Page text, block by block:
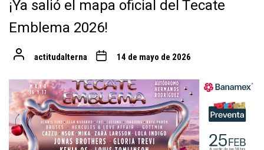
¡Ya salió el mapa oficial del Tecate
Emblema 2026!
actitudalterna 14 de mayo de 2026